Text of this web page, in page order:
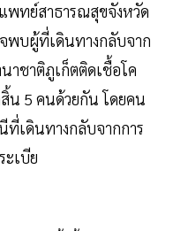
พทย์สาธารณสุขจังหวัด
พบผู้ที่เดินทางกลับจาก
าชาติภูเก็ตติดเชื้อโค
น 5 คนด้วยกัน โดยคน
เดินทางกลับจากการ
เบีย